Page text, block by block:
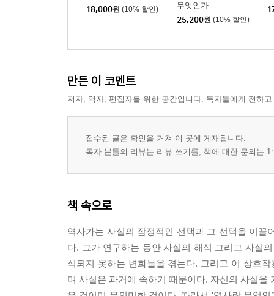
18,000원 (10% 할인)
무엇인가
25,200원 (10% 할인)
만든 이 코멘트
저자, 역자, 편집자를 위한 공간입니다. 독자들에게 전하
접수된 글은 확인을 거쳐 이 곳에 게재됩니다.
독자 분들의 리뷰는 리뷰 쓰기를, 책에 대한 문의는
책 속으로
역사가는 사실의 잠정적인 선택과 그 선택을 이
다. 그가 연구하는 동안 사실의 해석 그리고 사실
식되지 못하는 변화들을 겪는다. 그리고 이 상호
며 사실은 과거에 속하기 때문이다. 자신의 사실